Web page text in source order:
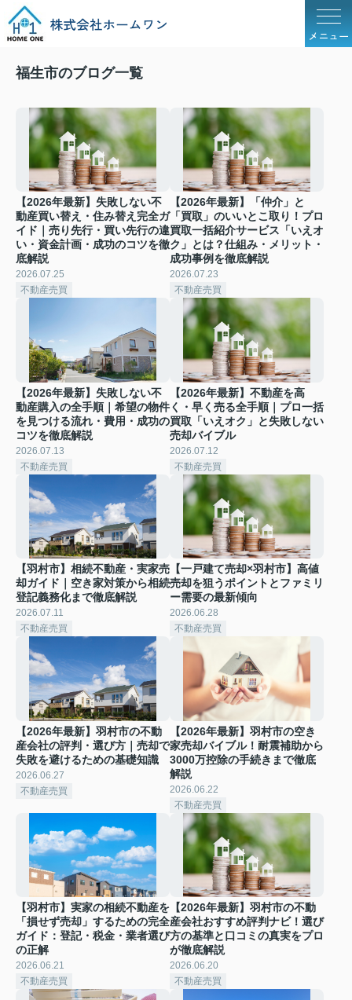
メニュー
福生市のブログ一覧
【2026年最新】失敗しない不
動産買い替え・住み替え完全ガ
イド｜売り先行・買い先行の違
い・資金計画・成功のコツを徹
底解説
2026.07.25
不動産売買
【2026年最新】「仲介」と
「買取」のいいとこ取り！プロ
買取一括紹介サービス「いえオ
ク」とは？仕組み・メリット・
成功事例を徹底解説
2026.07.23
不動産売買
【2026年最新】失敗しない不
動産購入の全手順｜希望の物件
を見つける流れ・費用・成功の
コツを徹底解説
2026.07.13
不動産売買
【2026年最新】不動産を高
く・早く売る全手順｜プロ一括
買取「いえオク」と失敗しない
売却バイブル
2026.07.12
不動産売買
【羽村市】相続不動産・実家売
却ガイド｜空き家対策から相続
登記義務化まで徹底解説
2026.07.11
不動産売買
【一戸建て売却×羽村市】高値
売却を狙うポイントとファミリ
ー需要の最新傾向
2026.06.28
不動産売買
【2026年最新】羽村市の不動
産会社の評判・選び方｜売却で
失敗を避けるための基礎知識
2026.06.27
不動産売買
【2026年最新】羽村市の空き
家売却バイブル！耐震補助から
3000万控除の手続きまで徹底
解説
2026.06.22
不動産売買
【羽村市】実家の相続不動産を
「損せず売却」するための完全
ガイド：登記・税金・業者選び
の正解
2026.06.21
不動産売買
【2026年最新】羽村市の不動
産会社おすすめ評判ナビ！選び
方の基準と口コミの真実をプロ
が徹底解説
2026.06.20
不動産売買